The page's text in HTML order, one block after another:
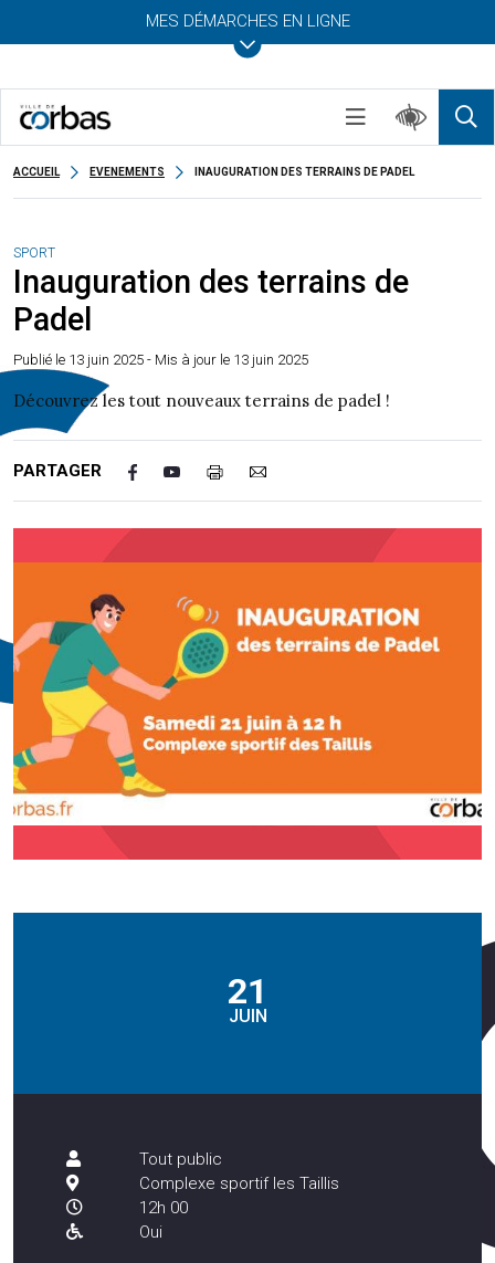
MES DÉMARCHES EN LIGNE
ACCUEIL EVENEMENTS INAUGURATION DES TERRAINS DE PADEL
SPORT
Inauguration des terrains de
Padel
Publié le 13 juin 2025 - Mis à jour le 13 juin 2025
Découvrez les tout nouveaux terrains de padel !
PARTAGER
21
JUIN
Tout public
Complexe sportif les Taillis
12h 00
Oui